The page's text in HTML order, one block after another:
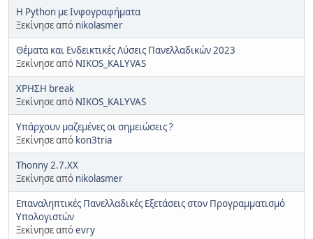
Η Python με Ινφογραφήματα
Ξεκίνησε από nikolasmer
Θέματα και Ενδεικτικές Λύσεις Πανελλαδικών 2023
Ξεκίνησε από NIKOS_KALYVAS
ΧΡΗΣΗ break
Ξεκίνησε από NIKOS_KALYVAS
Υπάρχουν μαζεμένες οι σημειώσεις ?
Ξεκίνησε από kon3tria
Thonny 2.7.ΧΧ
Ξεκίνησε από nikolasmer
Επαναληπτικές Πανελλαδικές Εξετάσεις στον Προγραμματισμό
Υπολογιστών
Ξεκίνησε απόevry